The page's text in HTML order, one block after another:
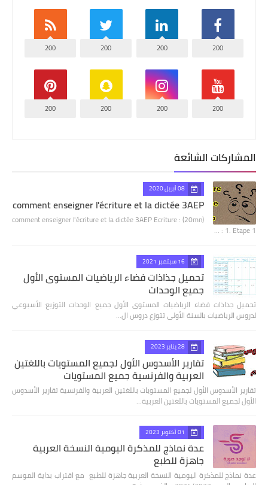
200
200
200
200
200
200
200
200
المشاركات الشائعة
08 أبريل 2020
comment enseigner l'écriture et la dictée 3AEP
comment enseigner l'écriture et la dictée 3AEP Ecriture : (20mn)
1. Etape 1 : …
16 سبتمبر 2021
تحميل جذاذات فضاء الرياضيات المستوى الأول
جميع الوحدات
تحميل جذاذات فضاء الرياضيات المستوى الأول جميع الوحدات التوزيع الأسبوعي
لدروس الرياضيات بالسنة الأولى تتوزع دروس ال…
28 يناير 2023
تقارير الأسدوس الأول لجميع المستويات باللغتين
العربية والفرنسية جميع المستويات
تقارير الأسدوس الأول لجميع المستويات باللغتين العربية والفرنسية تقارير الأسدوس
الأول لجميع المستويات باللغتين العربية…
01 أكتوبر 2023
عدة نماذج للمذكرة اليومية النسخة العربية
جاهزة للطبع
عدة نماذج للمذكرة اليومية النسخة العربية جاهزة للطبع مع اقتراب بداية الموسم